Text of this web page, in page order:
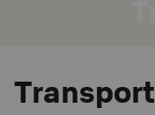
Transport